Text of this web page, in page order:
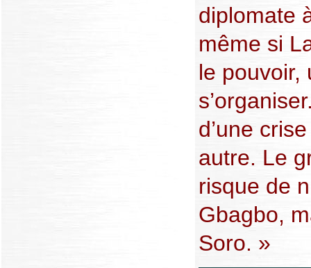
diplomate
même si
le pouvoir,
d’une
autre. Le
risque de
Gbagbo,
Soro. »